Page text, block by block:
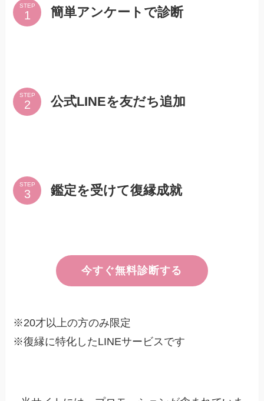
STEP 簡単アンケートで診断
STEP 公式LINEを友だち追加
STEP 鑑定を受けて復縁成就
今すぐ無料診断する
※20才以上の方のみ限定
※復縁に特化したLINEサービスです